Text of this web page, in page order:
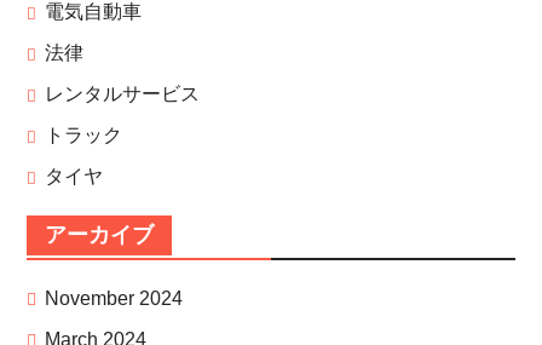
電気自動車
法律
レンタルサービス
トラック
タイヤ
アーカイブ
November 2024
March 2024